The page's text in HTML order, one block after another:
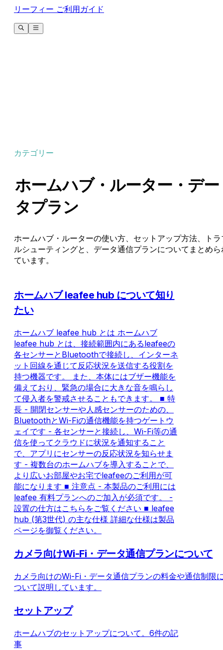
リーフィー ご利用ガイド
カテゴリー
ホームハブ・ルーター・デー
タプラン
ホームハブ・ルーターの使い方、セットアップ方法、トラ
ルシューティングと、データ通信プランについてまとめら
ています。
ホームハブ leafee hub について知り
たい
ホームハブ leafee hub とは ホームハブ
leafee hub とは、接続範囲内にあるleafeeの
各センサーとBluetoothで接続し、インターネ
ット回線を通じて反応状況を送信する役割を
持つ機器です。 また、本体にはブザー機能を
備えており、緊急の場合に大きな音を鳴らし
て侵入者を警戒させることもできます。 ■ 特
長 - 開閉センサーや人感センサーのための、
BluetoothとWi-Fiの通信機能を持つゲートウ
ェイです - 各センサーと接続し、Wi-Fi等の通
信を使ってクラウドに状況を通知すること
で、アプリにセンサーの反応状況を知らせま
す - 複数台のホームハブを導入することで、
より広いお部屋やお宅でleafeeのご利用が可
能になります ■ 注意点 - 本製品のご利用には
leafee 有料プランへのご加入が必須です。 -
設置の仕方はこちらをご覧ください ■ leafee
hub (第3世代) の主な仕様 詳細な仕様は製品
ページを御覧ください。
カメラ向けWi-Fi・データ通信プランについて
カメラ向けのWi-Fi・データ通信プランの料金や通信制限
ついて説明しています。
セットアップ
ホームハブのセットアップについて。 6件の記
事